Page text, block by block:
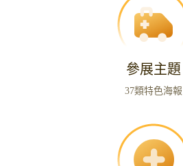
參展主題
37類特色海報